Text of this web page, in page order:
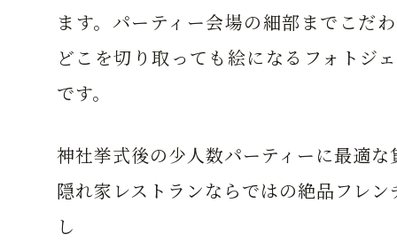
ます。パーティー会場の細部までこだ
どこを切り取っても絵になるフォトジ
です。
神社挙式後の少人数パーティーに最適な
隠れ家レストランならではの絶品フレ
し